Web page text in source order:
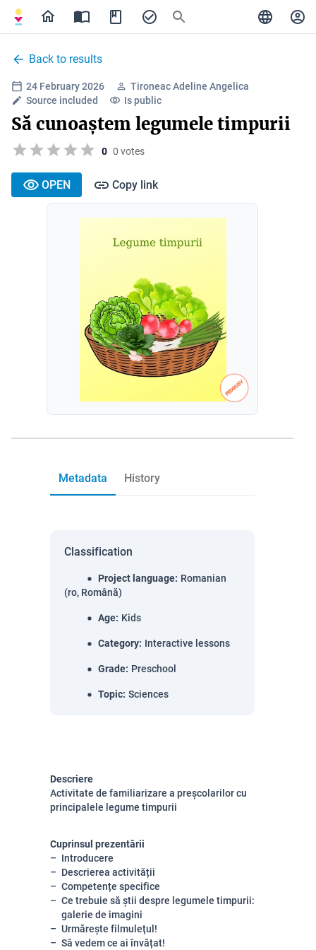
Back to results
24 February 2026
Tironeac Adeline Angelica
Source included
Is public
Să cunoaștem legumele timpurii
0 0 votes
OPEN Copy link
Metadata History
Classification
Project language: Romanian
(ro, Română)
Age: Kids
Category: Interactive lessons
Grade: Preschool
Topic: Sciences
Descriere
Activitate de familiarizare a preșcolarilor cu
principalele legume timpurii
Cuprinsul prezentării
Introducere
Descrierea activității
Competențe specifice
Ce trebuie să știi despre legumele timpurii:
galerie de imagini
Urmărește filmulețul!
Să vedem ce ai învățat!